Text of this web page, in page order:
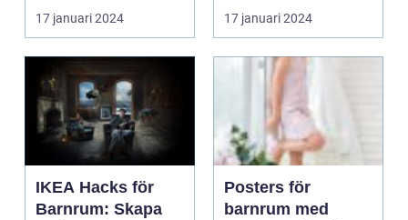
ett barnru...
17 januari 2024
med lek och l...
17 januari 2024
IKEA Hacks för
Barnrum: Skapa
Posters för
barnrum med